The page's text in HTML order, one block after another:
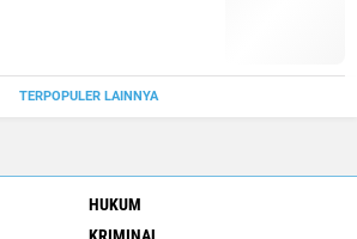
TERPOPULER LAINNYA
HUKUM